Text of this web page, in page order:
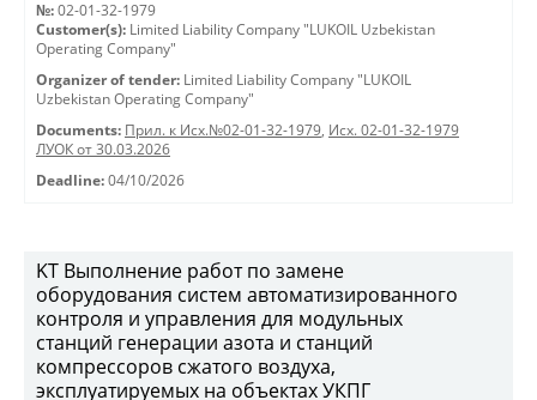
№: 02-01-32-1979
Customer(s): Limited Liability Company "LUKOIL Uzbekistan
Operating Company"
Organizer of tender: Limited Liability Company "LUKOIL
Uzbekistan Operating Company"
Documents: Прил. к Исх.№02-01-32-1979, Исх. 02-01-32-1979
ЛУОК от 30.03.2026
Deadline: 04/10/2026
KT Выполнение работ по замене
оборудования систем автоматизированного
контроля и управления для модульных
станций генерации азота и станций
компрессоров сжатого воздуха,
эксплуатируемых на объектах УКПГ